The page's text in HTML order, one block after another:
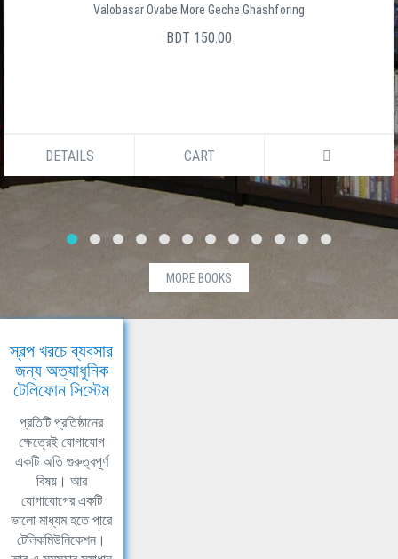
Valobasar Ovabe More Geche Ghashforing
BDT 150.00
DETAILS CART
MORE BOOKS
স্বল্প খরচে ব্যবসার
জন্য অত্যাধুনিক
টেলিফোন সিস্টেম
প্রতিটি প্রতিষ্ঠানের
ক্ষেত্রেই যোগাযোগ
একটি অতি গুরুত্বপূর্ণ
বিষয়। আর
যোগাযোগের একটি
ভালো মাধ্যম হতে পারে
টেলিকমিউনিকেশন।